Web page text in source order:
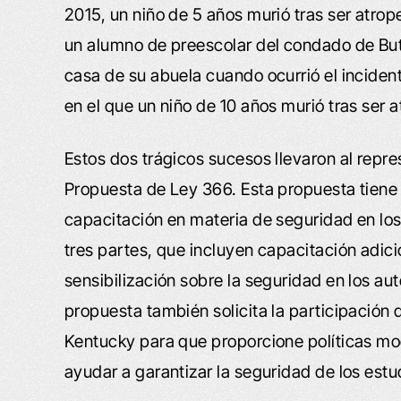
2015, un niño de 5 años murió tras ser
un alumno de preescolar del condado de
casa de su abuela cuando ocurrió el
en el que un niño de 10 años murió tras ser
Estos dos trágicos sucesos llevaron al
Propuesta de Ley 366. Esta propuesta
capacitación en materia de seguridad en
tres partes, que incluyen capacitación
sensibilización sobre la seguridad en los
propuesta también solicita la participación
Kentucky para que proporcione políticas
ayudar a garantizar la seguridad de los